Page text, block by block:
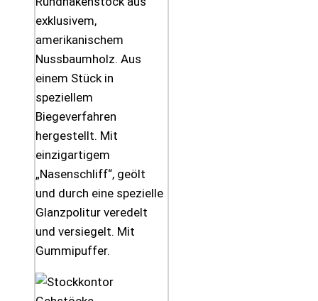
exklusivem,
amerikanischem
Nussbaumholz. Aus
einem Stück in
speziellem
Biegeverfahren
hergestellt. Mit
einzigartigem
„Nasenschliff“, geölt
und durch eine spezielle
Glanzpolitur veredelt
und versiegelt. Mit
Gummipuffer.